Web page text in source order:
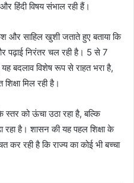
और हिंदी विषय संभाल रही हैं।
और साहिल खुशी जताते हुए बताया कि
पढ़ाई निरंतर चल रही है। 5 से 7
बदलाव विशेष रूप से राहत भरा है,
मिल रही है।
स्तर को ऊंचा उठा रहा है, बल्कि
रहा है। शासन की यह पहल शिक्षा के
रही है कि राज्य का कोई भी बच्चा